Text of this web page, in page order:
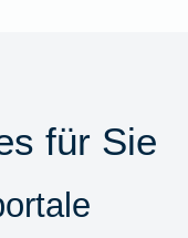
für Sie